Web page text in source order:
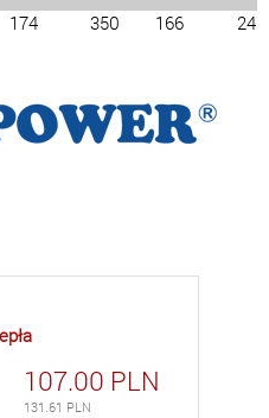
174 350 166 24.5
107.00 PLN
131.61 PLN